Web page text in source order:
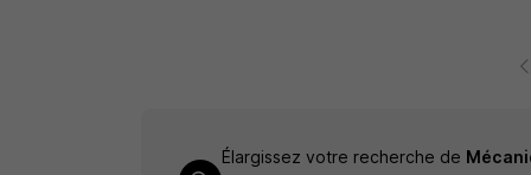
Élargissez votre recherche de